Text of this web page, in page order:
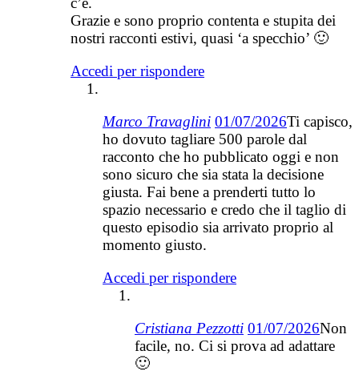
Grazie e sono proprio contenta e stupita dei
nostri racconti estivi, quasi ‘a specchio’ 🙂
Accedi per rispondere
Marco Travaglini 01/07/2026Ti capisco,
ho dovuto tagliare 500 parole dal
racconto che ho pubblicato oggi e non
sono sicuro che sia stata la decisione
giusta. Fai bene a prenderti tutto lo
spazio necessario e credo che il taglio di
questo episodio sia arrivato proprio al
momento giusto.
Accedi per rispondere
Cristiana Pezzotti 01/07/2026Non
facile, no. Ci si prova ad adattare
🙂